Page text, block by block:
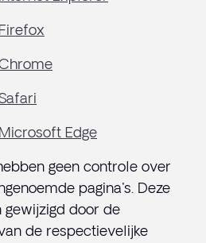
Edge
geen controle over
pagina's. Deze
gewijzigd door de
de respectievelijke